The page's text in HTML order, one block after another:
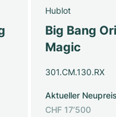
Hublot
Big Bang
Magic
301.CM.130.RX
Aktueller Neupreis
CHF 17’500